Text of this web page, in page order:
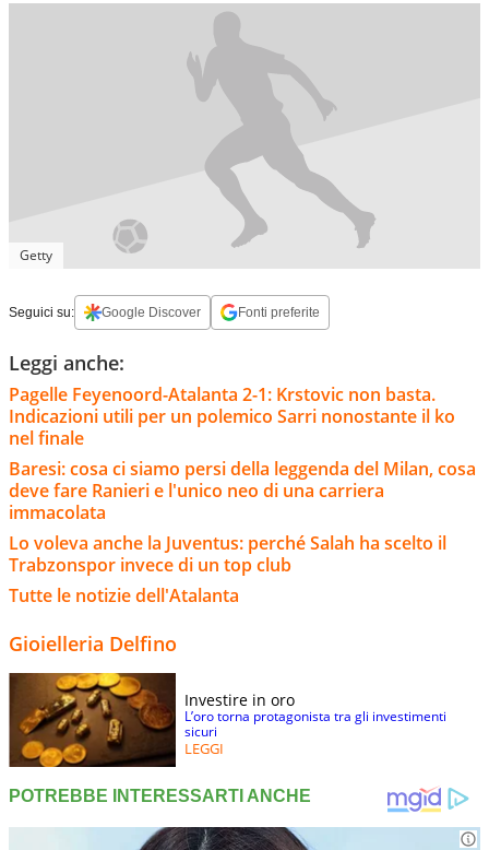
Getty
Seguici su: Google Discover Fonti preferite
Leggi anche:
Pagelle Feyenoord-Atalanta 2-1: Krstovic non basta.
Indicazioni utili per un polemico Sarri nonostante il ko
nel finale
Baresi: cosa ci siamo persi della leggenda del Milan, cosa
deve fare Ranieri e l'unico neo di una carriera
immacolata
Lo voleva anche la Juventus: perché Salah ha scelto il
Trabzonspor invece di un top club
Tutte le notizie dell'Atalanta
Gioielleria Delfino
Investire in oro
L’oro torna protagonista tra gli investimenti
sicuri
LEGGI